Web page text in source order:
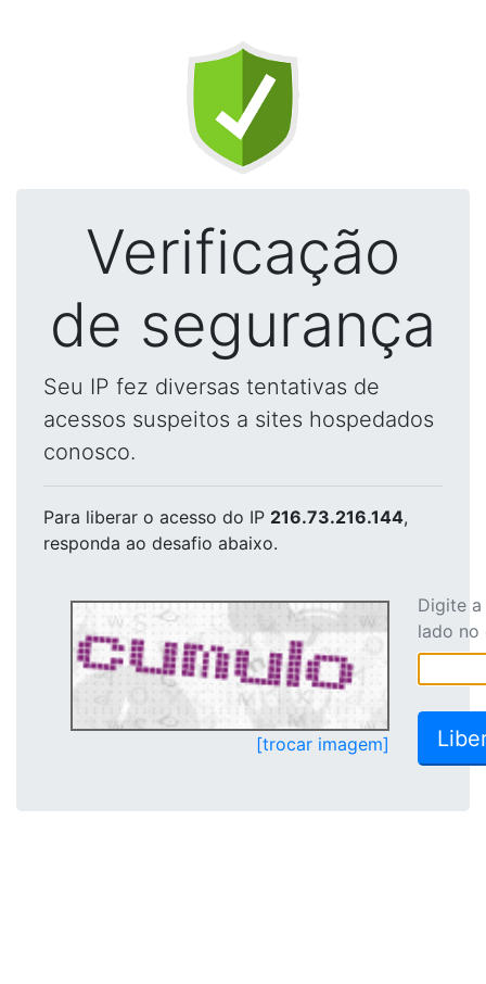
Verificação
de segurança
Seu IP fez diversas tentativas de
acessos suspeitos a sites hospedados
conosco.
Para liberar o acesso do IP 216.73.216.144,
responda ao desafio abaixo.
[trocar imagem]
Digite
lado no